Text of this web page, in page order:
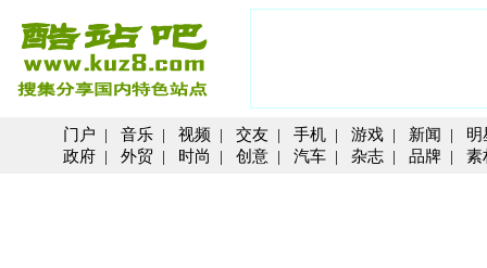
门户 | 音乐 | 视频 | 交友 | 手机 | 游戏 | 新闻 | 明
政府 | 外贸 | 时尚 | 创意 | 汽车 | 杂志 | 品牌 | 素